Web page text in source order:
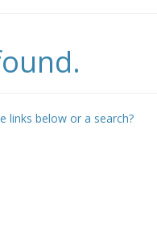
links below or a search?